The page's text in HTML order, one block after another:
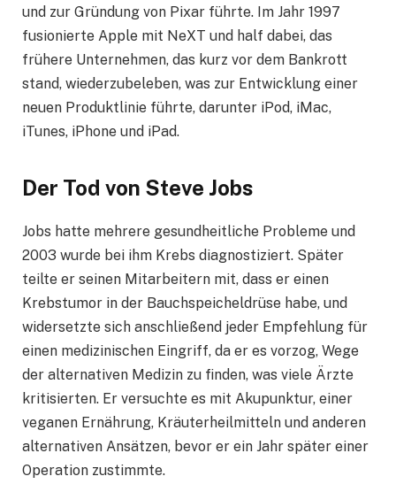
und zur Gründung von Pixar führte. Im Jahr 1997
fusionierte Apple mit NeXT und half dabei, das
frühere Unternehmen, das kurz vor dem Bankrott
stand, wiederzubeleben, was zur Entwicklung einer
neuen Produktlinie führte, darunter iPod, iMac,
iTunes, iPhone und iPad.
Der Tod von Steve Jobs
Jobs hatte mehrere gesundheitliche Probleme und
2003 wurde bei ihm Krebs diagnostiziert. Später
teilte er seinen Mitarbeitern mit, dass er einen
Krebstumor in der Bauchspeicheldrüse habe, und
widersetzte sich anschließend jeder Empfehlung für
einen medizinischen Eingriff, da er es vorzog, Wege
der alternativen Medizin zu finden, was viele Ärzte
kritisierten. Er versuchte es mit Akupunktur, einer
veganen Ernährung, Kräuterheilmitteln und anderen
alternativen Ansätzen, bevor er ein Jahr später einer
Operation zustimmte.